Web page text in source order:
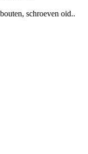
schroeven oid..